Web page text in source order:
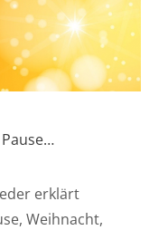
erklärt
, Weihnacht,